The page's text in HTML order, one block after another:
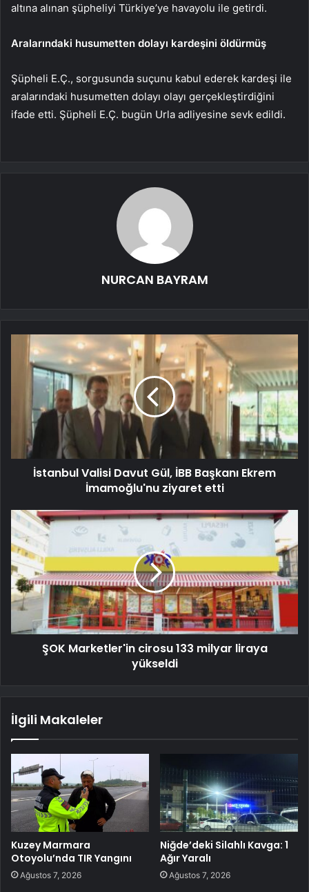
altına alınan şüpheliyi Türkiye’ye havayolu ile getirdi.
Aralarındaki husumetten dolayı kardeşini öldürmüş
Şüpheli E.Ç., sorgusunda suçunu kabul ederek kardeşi ile
aralarındaki husumetten dolayı olayı gerçekleştirdiğini
ifade etti. Şüpheli E.Ç. bugün Urla adliyesine sevk edildi.
NURCAN BAYRAM
İstanbul Valisi Davut Gül, İBB Başkanı Ekrem
İmamoğlu'nu ziyaret etti
ŞOK Marketler'in cirosu 133 milyar liraya
yükseldi
İlgili Makaleler
Kuzey Marmara
Otoyolu’nda TIR Yangını
Ağustos 7, 2026
Niğde’deki Silahlı Kavga: 1
Ağır Yaralı
Ağustos 7, 2026